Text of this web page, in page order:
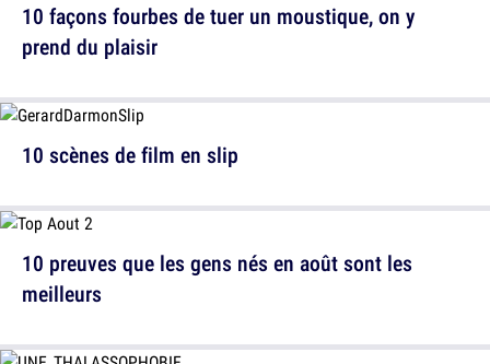
10 scènes de film en slip
10 façons fourbes de tuer un moustique, on y
prend du plaisir
10 preuves que les gens nés en août sont les
meilleurs